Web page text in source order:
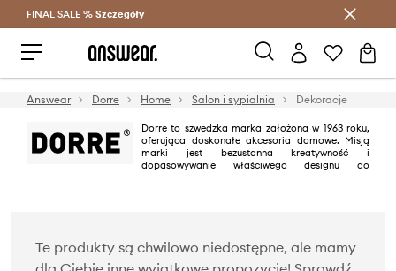
Oszczędzaj z Answear Club >
FINAL SALE % Szczegóły
Answear Dorre Home Salon i sypialnia Dekoracje
Dorre to szwedzka marka założona w 1963 roku,
oferująca doskonałe akcesoria domowe. Misją
marki jest bezustanna kreatywność i
dopasowywanie właściwego designu do
Te produkty są chwilowo niedostępne, ale mamy